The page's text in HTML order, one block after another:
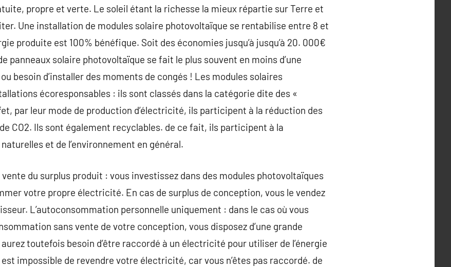
propre et verte. Le soleil étant la richesse la mieux répartie sur Terre et
Une installation de modules solaire photovoltaïque se rentabilise entre 8 et
produite est 100% bénéfique. Soit des économies jusqu’à jusqu’à 20. 000€
panneaux solaire photovoltaïque se fait le plus souvent en moins d’une
besoin d’installer des moments de congés ! Les modules solaires
écoresponsables : ils sont classés dans la catégorie dite des «
par leur mode de production d’électricité, ils participent à la réduction des
CO2. Ils sont également recyclables. de ce fait, ils participent à la
et de l’environnement en général.
du surplus produit : vous investissez dans des modules photovoltaïques
votre propre électricité. En cas de surplus de conception, vous le vendez
L’autoconsommation personnelle uniquement : dans le cas où vous
sans vente de votre conception, vous disposez d’une grande
toutefois besoin d’être raccordé à un électricité pour utiliser de l’énergie
impossible de revendre votre électricité, car vous n’êtes pas raccordé. de